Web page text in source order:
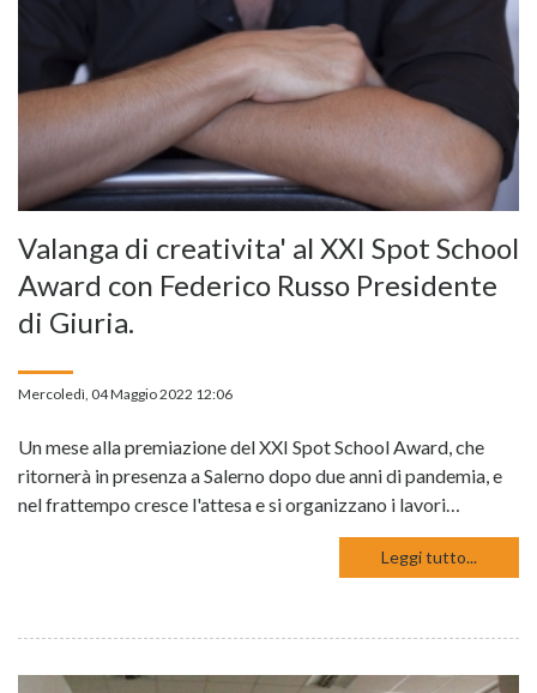
Valanga di creativita' al XXI Spot School
Award con Federico Russo Presidente
di Giuria.
Mercoledì, 04 Maggio 2022 12:06
Un mese alla premiazione del XXI Spot School Award, che
ritornerà in presenza a Salerno dopo due anni di pandemia, e
nel frattempo cresce l'attesa e si organizzano i lavori…
Leggi tutto...